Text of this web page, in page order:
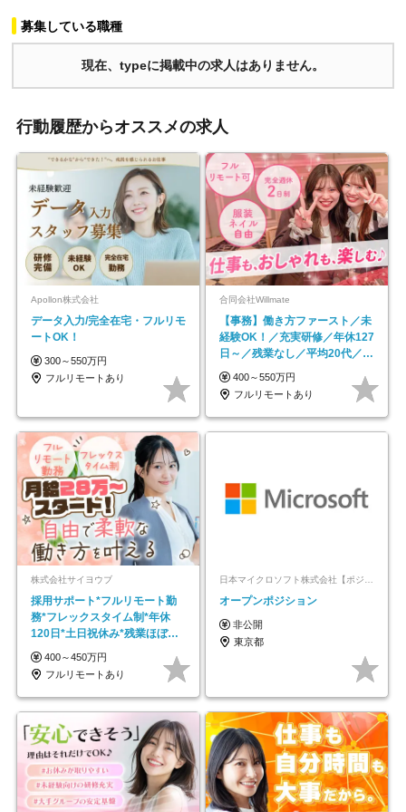
募集している職種
現在、typeに掲載中の求人はありません。
行動履歴からオススメの求人
Apollon株式会社
データ入力/完全在宅・フルリモ
ートOK！
300～550万円
フルリモートあり
合同会社Willmate
【事務】働き方ファースト／未
経験OK！／充実研修／年休127
日～／残業なし／平均20代／リ
モートOK
400～550万円
フルリモートあり
株式会社サイヨウブ
採用サポート*フルリモート勤
務*フレックスタイム制*年休
120日*土日祝休み*残業ほぼな
し*育児中社員8割以上
400～450万円
フルリモートあり
オープンポジション
非公開
東京都